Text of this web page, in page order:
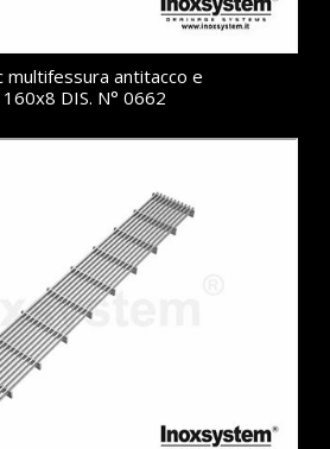
multifessura antitacco e
DIS. N° 0662